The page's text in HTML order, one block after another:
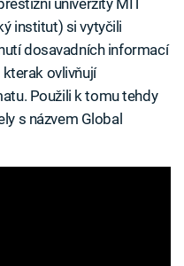
institut) si vytyčili
dosavadních informací
ovlivňují
Použili k tomu tehdy
s názvem Global